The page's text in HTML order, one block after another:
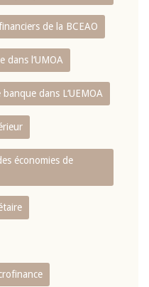
de la BCEAO
dans l‘UMOA
dans L‘UEMOA
économies de